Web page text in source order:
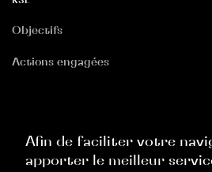
Objectifs
Actions engagées
Politique Commerciale
Afin de faciliter votre
apporter le meilleur